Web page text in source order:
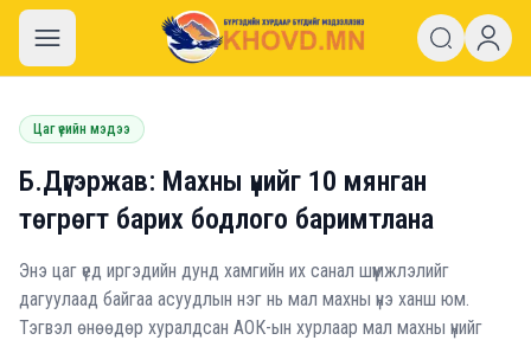
khovd.mn
Цаг үеийн мэдээ
Б.Дүгэржав: Махны үнийг 10 мянган
төгрөгт барих бодлого баримтлана
Энэ цаг үед иргэдийн дунд хамгийн их санал шүүмжлэлийг
дагуулаад байгаа асуудлын нэг нь мал махны үнэ ханш юм.
Тэгвэл өнөөдөр хуралдсан АОК-ын хурлаар мал махны үнийг